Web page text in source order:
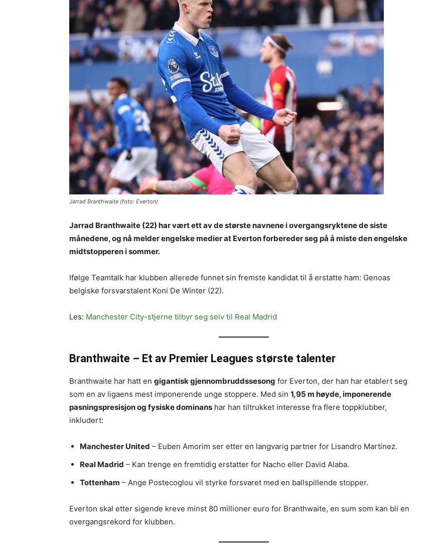
Jarrad Branthwaite (foto: Everton)
Jarrad Branthwaite (22) har vært ett av de største navnene i overgangsryktene de siste
månedene, og nå melder engelske medier at Everton forbereder seg på å miste den engelske
midtstopperen i sommer.
Ifølge Teamtalk har klubben allerede funnet sin fremste kandidat til å erstatte ham: Genoas
belgiske forsvarstalent Koni De Winter (22).
Les: Manchester City-stjerne tilbyr seg selv til Real Madrid
Branthwaite – Et av Premier Leagues største talenter
Branthwaite har hatt en gigantisk gjennombruddssesong for Everton, der han har etablert seg
som en av ligaens mest imponerende unge stoppere. Med sin 1,95 m høyde, imponerende
pasningspresisjon og fysiske dominans har han tiltrukket interesse fra flere toppklubber,
inkludert:
Manchester United – Euben Amorim ser etter en langvarig partner for Lisandro Martínez.
Real Madrid – Kan trenge en fremtidig erstatter for Nacho eller David Alaba.
Tottenham – Ange Postecoglou vil styrke forsvaret med en ballspillende stopper.
Everton skal etter sigende kreve minst 80 millioner euro for Branthwaite, en sum som kan bli en
overgangsrekord for klubben.